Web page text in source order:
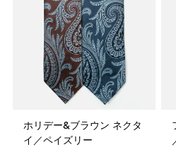
ホリデー&ブラウン ネクタ
イ／ペイズリー